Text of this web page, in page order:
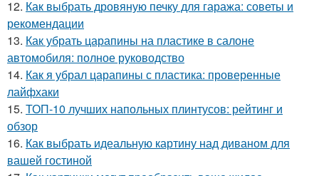
12. Как выбрать дровяную печку для гаража: советы и
рекомендации
13. Как убрать царапины на пластике в салоне
автомобиля: полное руководство
14. Как я убрал царапины с пластика: проверенные
лайфхаки
15. ТОП-10 лучших напольных плинтусов: рейтинг и
обзор
16. Как выбрать идеальную картину над диваном для
вашей гостиной